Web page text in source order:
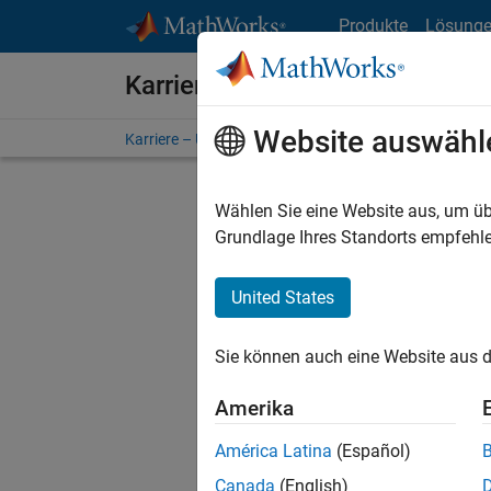
Produkte
Karriere bei MathWorks
Karriere – Übersicht Stellensuche
FILTER:
Stellen
Es
Region
Website
Wählen Sie eine Website aus, um
Grundlage Ihres Standorts
United States
Sie können auch eine Website aus
Amerika
América Latina (Español)
Canada (English)